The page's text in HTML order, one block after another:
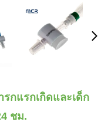
กแรกเกิดและเด็ก
ชม.